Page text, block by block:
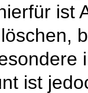
ist
ist